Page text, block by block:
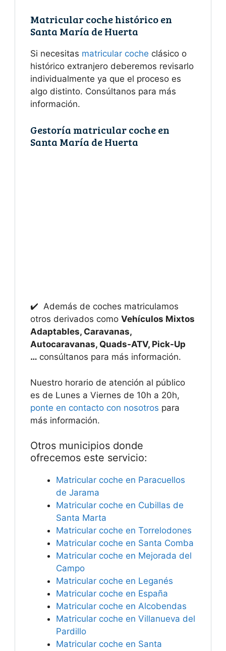
Matricular coche histórico en
Santa María de Huerta
Si necesitas matricular coche clásico o
histórico extranjero deberemos revisarlo
individualmente ya que el proceso es
algo distinto. Consúltanos para más
información.
Gestoría matricular coche en
Santa María de Huerta
✔️ Además de coches matriculamos
otros derivados como Vehículos Mixtos
Adaptables, Caravanas,
Autocaravanas, Quads-ATV, Pick-Up
… consúltanos para más información.
Nuestro horario de atención al público
es de Lunes a Viernes de 10h a 20h,
ponte en contacto con nosotros para
más información.
Otros municipios donde
ofrecemos este servicio:
Matricular coche en Paracuellos
de Jarama
Matricular coche en Cubillas de
Santa Marta
Matricular coche en Torrelodones
Matricular coche en Santa Comba
Matricular coche en Mejorada del
Campo
Matricular coche en Leganés
Matricular coche en España
Matricular coche en Alcobendas
Matricular coche en Villanueva del
Pardillo
Matricular coche en Santa